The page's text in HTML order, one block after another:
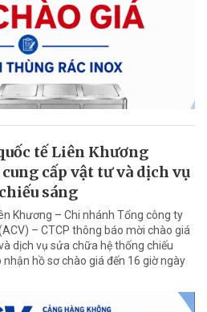
tế Liên Khương
cấp vật tư và dịch vụ
sáng
Khương – Chi nhánh Tổng công ty
– CTCP thông báo mời chào giá
dịch vụ sửa chữa hệ thống chiếu
hồ sơ chào giá đến 16 giờ ngày